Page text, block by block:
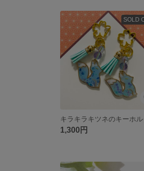
SOLD
キラキラキツネのキーホ
1,300円